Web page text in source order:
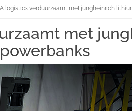
logistics verduurzaamt met jungheinrich
met